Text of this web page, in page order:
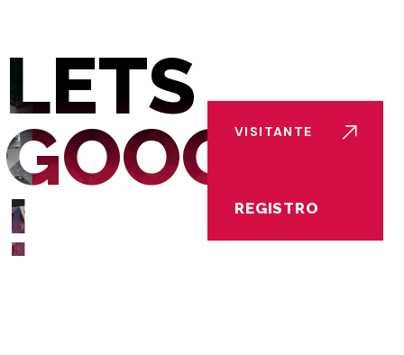
LETS
GOOOL
!
VISITANTE
REGISTRO